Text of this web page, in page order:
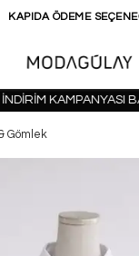
KAPIDA ÖDEME
KAMPANYASI
Gömlek